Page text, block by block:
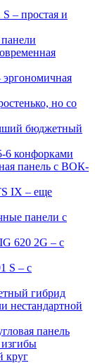
– простая и
но со
бюджетный
6 конфорками
панель с ВОК-
IX – еще
панели с
620 2G – с
S – с
гибрид
нестандартной
панель
круг